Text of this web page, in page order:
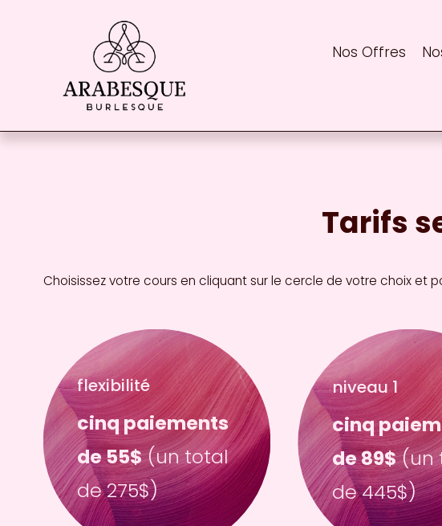
Nos Offres
Tarifs
Choisissez votre cours en cliquant sur le cercle de votre choix et
flexibilité
cinq paiements
de 55$ (un total
de 275$)
niveau 1
cinq
de 89$ (un
de 445$)